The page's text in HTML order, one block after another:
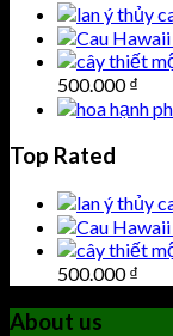
500.000₫
Top Rated
500.000₫
About us